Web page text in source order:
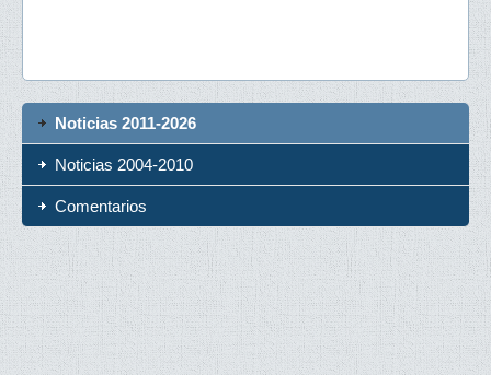
Noticias 2011-2026
Noticias 2004-2010
Comentarios